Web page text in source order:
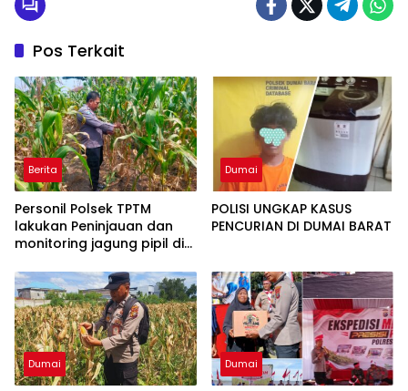
Pos Terkait
Berita
Personil Polsek TPTM
lakukan Peninjauan dan
monitoring jagung pipil di
TPTM
Dumai
POLISI UNGKAP KASUS
PENCURIAN DI DUMAI BARAT
Dumai Dumai